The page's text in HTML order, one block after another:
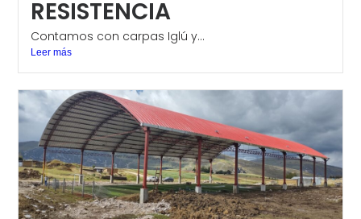
RESISTENCIA
Contamos con carpas Iglú y...
Leer más